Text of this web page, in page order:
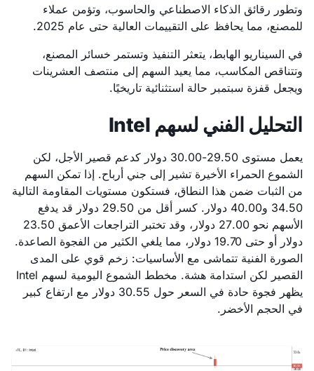
وتطور رقائق الذكاء الاصطناعي والحاسوب، وتؤمن عملاء
للمصنع، مما يحافظ على التقييمات العالية حتى عام 2025.
في السيناريو الهابط، يتعثر التنفيذ وتستمر خسائر المصنع،
وتتناقص المكاسب، مما يعيد السهم إلى منتصف العشرينات
ويجعل قفزة سبتمبر حالة استثنائية تاريخيًا.
التحليل الفني لسهم Intel
يعمل مستوى 29.50-30.00 دولار كدعم قصير الأجل، لكن
الشموع الحمراء الأخيرة تشير إلى جني أرباح. إذا تمكن السهم
من الثبات ضمن هذا النطاق، فستكون مستويات المقاومة التالية
34.50 و40.00 دولار. كسر أقل من 29.50 دولار قد يدفع
الأسهم نحو 27.00 دولار، وقد تختبر التراجعات الأعمق 23.50
دولار أو حتى 19.70 دولار، مما يلغي الكثير من الفجوة الصاعدة.
الصورة الفنية تتماشى مع الأساسيات: زخم قوي على المدى
القصير لكن استدامة هشة. مخطط الشموع اليومية لسهم Intel
يظهر فجوة حادة في السعر حول 30.55 دولار مع ارتفاع كبير
في الحجم الأخضر.